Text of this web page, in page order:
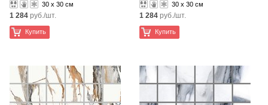
30 x 30 см
1 284 руб./шт.
Купить
30 x 30 см
1 284 руб./шт.
Купить